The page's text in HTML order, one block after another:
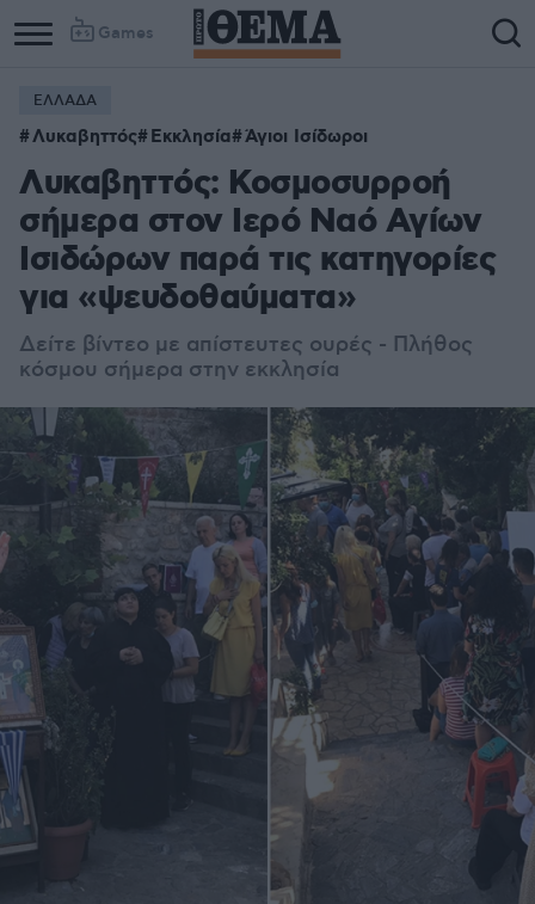
Games
ΕΛΛΑΔΑ
Λυκαβηττός Εκκλησία Άγιοι Ισίδωροι
Λυκαβηττός: Κοσμοσυρροή
σήμερα στον Ιερό Ναό Αγίων
Ισιδώρων παρά τις κατηγορίες
για «ψευδοθαύματα»
Δείτε βίντεο με απίστευτες ουρές - Πλήθος
κόσμου σήμερα στην εκκλησία